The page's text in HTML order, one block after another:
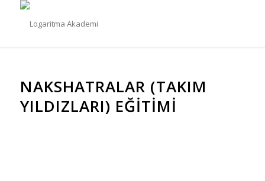
NAKSHATRALAR (TAKIM
YILDIZLARI) EĞITIMI